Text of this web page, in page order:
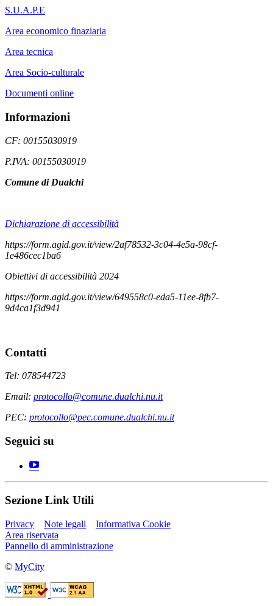
S.U.A.P.E
Area economico finaziaria
Area tecnica
Area Socio-culturale
Documenti online
Informazioni
CF: 00155030919
P.IVA: 00155030919
Comune di Dualchi
Dichiarazione di accessibilità
https://form.agid.gov.it/view/2af78532-3c04-4e5a-98cf-
1e486cec1ba6
Obiettivi di accessibilità 2024
https://form.agid.gov.it/view/649558c0-eda5-11ee-8fb7-
9d4ca1f3d941
Contatti
Tel: 078544723
Email: protocollo@comune.dualchi.nu.it
PEC: protocollo@pec.comune.dualchi.nu.it
Seguici su
Sezione Link Utili
Privacy Note legali
Informativa Cookie
Area riservata
Pannello di amministrazione
© MyCity